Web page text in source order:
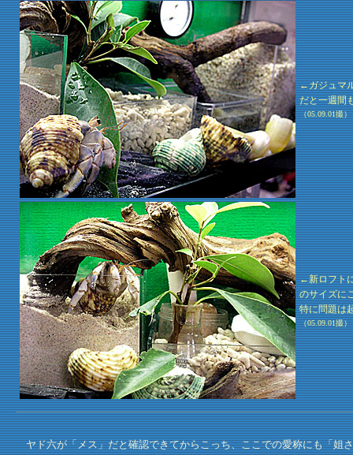
←ガジュマ
だと一週間
（05.09.01撮）
←新ロフト
のサイズに
特に問題は
（05.09.01撮）
ヤド六が「メス」だと確認できてからこっち、ここでの愛称にも「姐